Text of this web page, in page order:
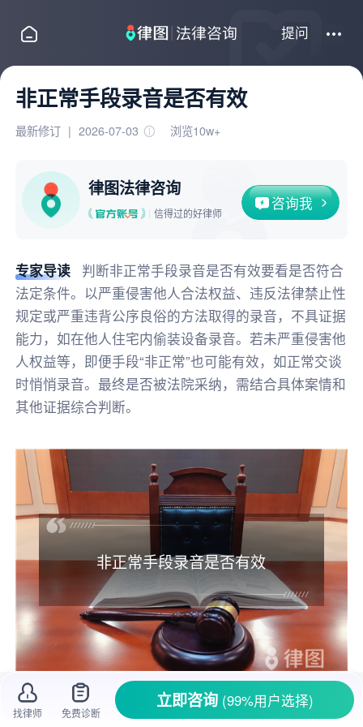
提问
非正常手段录音是否有效
最新修订 | 2026-07-03 浏览10w+
律图法律咨询
信得过的好律师
咨询我
专家导读
判断非正常手段录音是否有效要看是否符合
法定条件。以严重侵害他人合法权益、违反法律禁止性
规定或严重违背公序良俗的方法取得的录音，不具证据
能力，如在他人住宅内偷装设备录音。若未严重侵害他
人权益等，即便手段“非正常”也可能有效，如正常交谈
时悄悄录音。最终是否被法院采纳，需结合具体案情和
其他证据综合判断。
非正常手段录音是否有效
一、非正常手段录音是否有效
找律师 免费诊断
立即咨询 (99%用户选择)